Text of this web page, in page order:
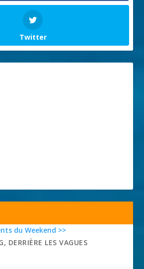
Twitter
du Weekend >>
DERRIÈRE LES VAGUES